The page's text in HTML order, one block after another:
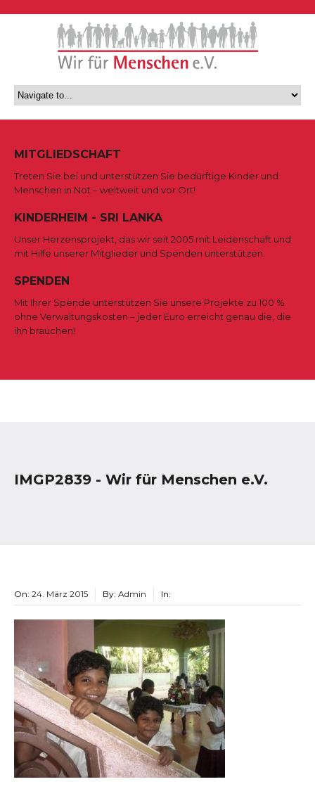
MITGLIEDSCHAFT
Treten Sie bei und unterstützen Sie bedürftige Kinder und
Menschen in Not – weltweit und vor Ort!
KINDERHEIM - SRI LANKA
Unser Herzensprojekt, das wir seit 2005 mit Leidenschaft und
mit Hilfe unserer Mitglieder und Spenden unterstützen.
SPENDEN
Mit Ihrer Spende unterstützen Sie unsere Projekte zu 100 %
ohne Verwaltungskosten – jeder Euro erreicht genau die, die
ihn brauchen!
IMGP2839 - Wir für Menschen e.V.
On: 24. März 2015 By: Admin In: